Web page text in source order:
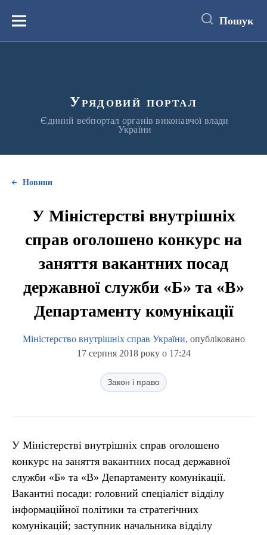
вмістуМеню Пошук
Урядовий портал
Єдиний вебпортал органів виконавчої влади
України
Новини
У Міністерстві внутрішніх
справ оголошено конкурс на
заняття вакантних посад
державної служби «Б» та «В»
Департаменту комунікації
Міністерство внутрішніх справ України, опубліковано
17 серпня 2018 року о 17:24
Закон і право
У Міністерстві внутрішніх справ оголошено
конкурс на заняття вакантних посад державної
служби «Б» та «В» Департаменту комунікації.
Вакантні посади: головний спеціаліст відділу
інформаційної політики та стратегічних
комунікацій; заступник начальника відділу